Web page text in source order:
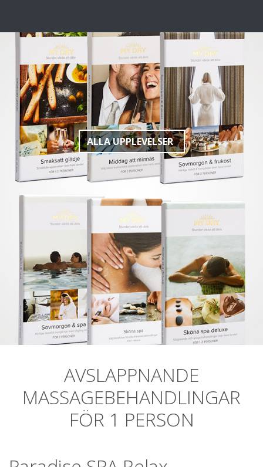
ALLA UPPLEVELSER
AVSLAPPNANDE
MASSAGEBEHANDLINGAR
FÖR 1 PERSON